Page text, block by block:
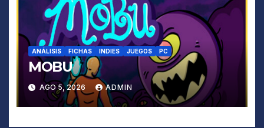
ANÁLISIS FICHAS INDIES JUEGOS PC
MOBU
AGO 5, 2026 ADMIN